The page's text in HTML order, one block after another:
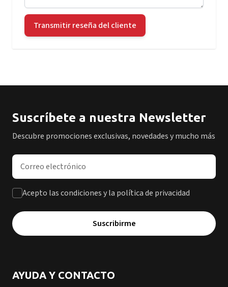
Transmitir reseña del cliente
Suscríbete a nuestra Newsletter
Descubre promociones exclusivas, novedades y mucho más
Dirección de correo electrónico
Acepto las condiciones y la política de privacidad
Suscribirme
AYUDA Y CONTACTO